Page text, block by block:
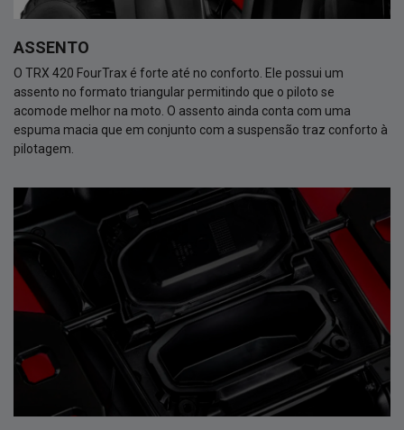
ASSENTO
O TRX 420 FourTrax é forte até no conforto. Ele possui um
assento no formato triangular permitindo que o piloto se
acomode melhor na moto. O assento ainda conta com uma
espuma macia que em conjunto com a suspensão traz conforto à
pilotagem.